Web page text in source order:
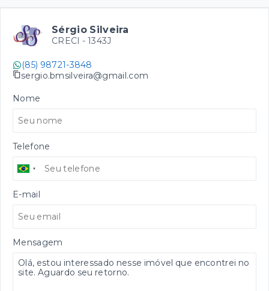
Sérgio Silveira
CRECI - 1343J
(85) 98721-3848
sergio.bmsilveira@gmail.com
Nome
Telefone
E-mail
Mensagem